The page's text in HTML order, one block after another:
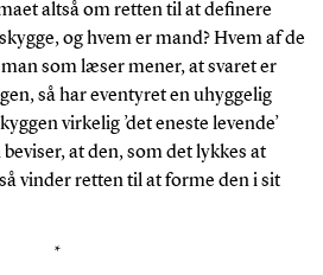
altså om retten til at definere
og hvem er mand? Hvem af de
som læser mener, at svaret er
så har eventyret en uhyggelig
virkelig ’det eneste levende’
at den, som det lykkes at
vinder retten til at forme den i sit
*